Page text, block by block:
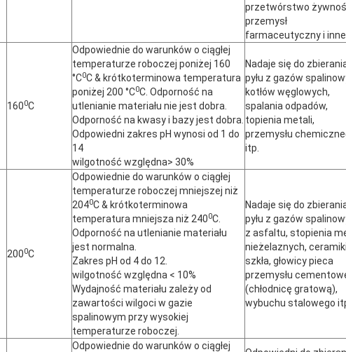
przetwórstwo
przemysł
farmaceutyczny i inne
1600C
Odpowiednie do warunków o ciągłej
temperaturze roboczej poniżej 160
°C0C & krótkoterminowa temperatura
poniżej 200 °C0C. Odporność na
utlenianie materiału nie jest dobra.
Odporność na kwasy i bazy jest dobra.
Odpowiedni zakres pH wynosi od 1 do
14
wilgotność względna> 30%
Nadaje się do
pyłu z gazów
kotłów węglowych,
spalania odpadów,
topienia metali,
przemysłu
itp.
2000C
Odpowiednie do warunków o ciągłej
temperaturze roboczej mniejszej niż
2040C & krótkoterminowa
temperatura mniejsza niż 2400C.
Odporność na utlenianie materiału
jest normalna.
Zakres pH od 4 do 12.
wilgotność względna < 10%
Wydajność materiału zależy od
zawartości wilgoci w gazie
spalinowym przy wysokiej
temperaturze roboczej.
Nadaje się do
pyłu z gazów
z asfaltu, stopienia
nieżelaznych,
szkła, głowicy pieca
przemysłu
(chłodnicę gratową),
wybuchu stalowego
Odpowiednie do warunków o ciągłej